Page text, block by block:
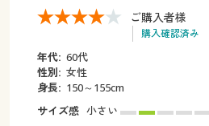
ご購入者様
購入確認済み
年代: 60代
性別: 女性
身長: 150～155cm
サイズ感 小さい